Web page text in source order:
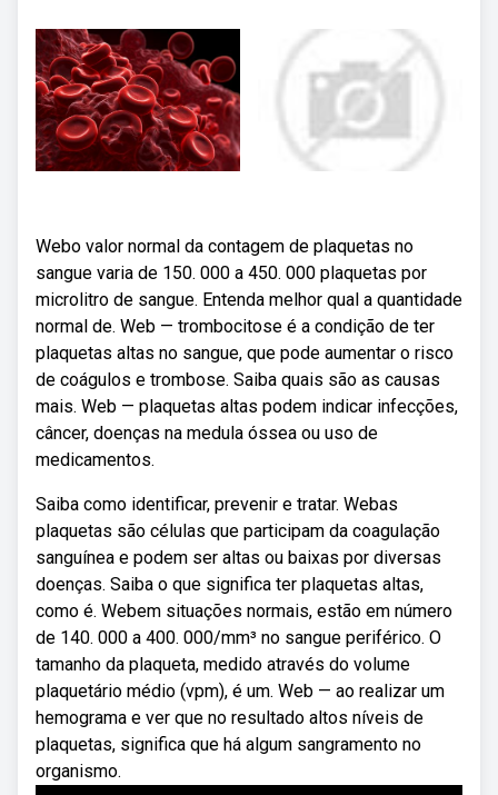
Webo valor normal da contagem de plaquetas no
sangue varia de 150. 000 a 450. 000 plaquetas por
microlitro de sangue. Entenda melhor qual a quantidade
normal de. Web — trombocitose é a condição de ter
plaquetas altas no sangue, que pode aumentar o risco
de coágulos e trombose. Saiba quais são as causas
mais. Web — plaquetas altas podem indicar infecções,
câncer, doenças na medula óssea ou uso de
medicamentos.
Saiba como identificar, prevenir e tratar. Webas
plaquetas são células que participam da coagulação
sanguínea e podem ser altas ou baixas por diversas
doenças. Saiba o que significa ter plaquetas altas,
como é. Webem situações normais, estão em número
de 140. 000 a 400. 000/mm³ no sangue periférico. O
tamanho da plaqueta, medido através do volume
plaquetário médio (vpm), é um. Web — ao realizar um
hemograma e ver que no resultado altos níveis de
plaquetas, significa que há algum sangramento no
organismo.